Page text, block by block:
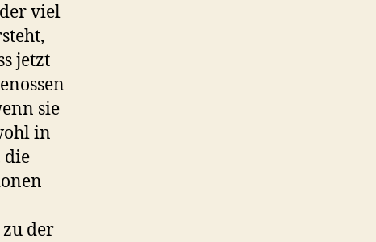
viel
jetzt
sie
in
die
der